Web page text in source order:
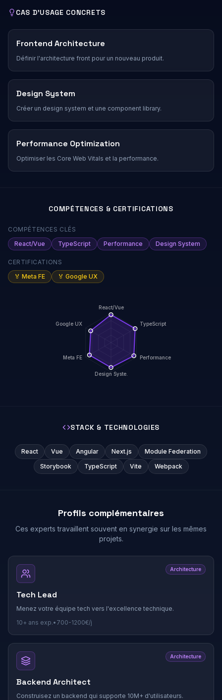
CAS D'USAGE CONCRETS
Frontend Architecture
Définir l'architecture front pour un nouveau produit.
Design System
Créer un design system et une component library.
Performance Optimization
Optimiser les Core Web Vitals et la performance.
COMPÉTENCES & CERTIFICATIONS
React/Vue
TypeScript
Performance
Design Syste.
Meta FE
Google UX
COMPÉTENCES CLÉS
React/Vue
TypeScript Performance Design System
CERTIFICATIONS
🏅 Meta FE 🏅 Google UX
STACK & TECHNOLOGIES
React Vue Angular Next.js
Module Federation
Storybook
TypeScript Vite Webpack
Profils complémentaires
Ces experts travaillent souvent en synergie sur les mêmes
projets.
Architecture
Tech Lead
Menez votre équipe tech vers l'excellence technique.
10+ ans exp.• 700-1200€/j
Architecture
Backend Architect
Construisez un backend qui supporte 10M+ d'utilisateurs.